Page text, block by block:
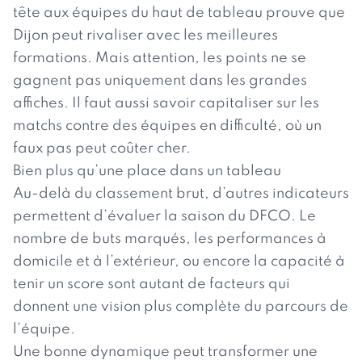
tête aux équipes du haut de tableau prouve que
Dijon peut rivaliser avec les meilleures
formations. Mais attention, les points ne se
gagnent pas uniquement dans les grandes
affiches. Il faut aussi savoir capitaliser sur les
matchs contre des équipes en difficulté, où un
faux pas peut coûter cher.
Bien plus qu’une place dans un tableau
Au-delà du classement brut, d’autres indicateurs
permettent d’évaluer la saison du DFCO. Le
nombre de buts marqués, les performances à
domicile et à l’extérieur, ou encore la capacité à
tenir un score sont autant de facteurs qui
donnent une vision plus complète du parcours de
l’équipe.
Une bonne dynamique peut transformer une